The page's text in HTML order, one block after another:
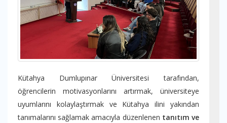
Kütahya Dumlupınar Üniversitesi tarafından,
öğrencilerin motivasyonlarını artırmak, üniversiteye
uyumlarını kolaylaştırmak ve Kütahya ilini yakından
tanımalarını sağlamak amacıyla düzenlenen tanıtım ve